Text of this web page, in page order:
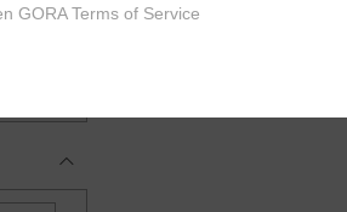
or warnings)
GORA Terms of Service